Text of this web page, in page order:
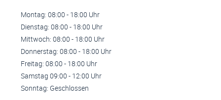
Montag: 08:00 - 18:00 Uhr
Dienstag: 08:00 - 18:00 Uhr
Mittwoch: 08:00 - 18:00 Uhr
Donnerstag: 08:00 - 18:00 Uhr
Freitag: 08:00 - 18:00 Uhr
Samstag 09:00 - 12:00 Uhr
Sonntag: Geschlossen